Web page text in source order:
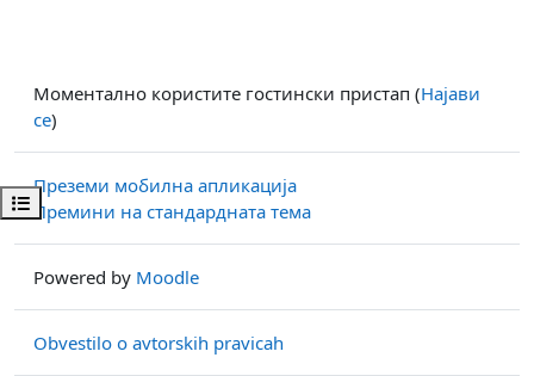
Open course index
Моментално користите гостински пристап (Најави
се)
Преземи мобилна апликација
Премини на стандардната тема
Powered by Moodle
Obvestilo o avtorskih pravicah